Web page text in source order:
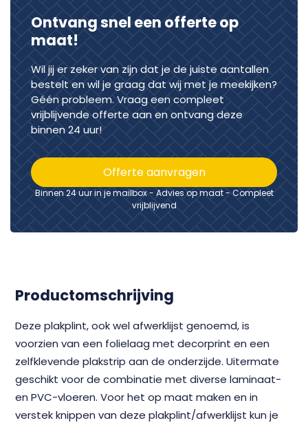
Ontvang snel een offerte op
maat!
Wil jij er zeker van zijn dat je de juiste aantallen
bestelt en wil je graag dat wij met je meekijken?
Géén probleem. Vraag een compleet
vrijblijvende offerte aan en ontvang deze
binnen 24 uur!
Offerte aanvragen
Binnen 24 uur in je mailbox - Advies op maat - Compleet
vrijblijvend
Productomschrijving
Deze plakplint, ook wel afwerklijst genoemd, is
voorzien van een folielaag met decorprint en een
zelfklevende plakstrip aan de onderzijde. Uitermate
geschikt voor de combinatie met diverse laminaat-
en PVC-vloeren. Voor het op maat maken en in
verstek knippen van deze plakplint/afwerklijst kun je